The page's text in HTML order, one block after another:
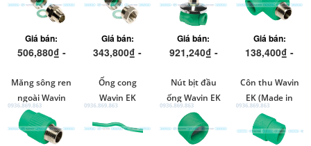
Czech)
Giá bán:
506,880₫ -
Czech)
Giá bán:
343,800₫ -
(Made in
Czech)
Giá bán:
921,240₫ -
Czech)
Giá bán:
138,400₫ -
Măng sông ren
ngoài Wavin
EK ( Made in
Czech)
Ống cong
Wavin EK
Czech)
Nút bịt đầu
ống Wavin EK
(Made in
Czech)
Côn thu Wavin
EK (Made in
Czech)